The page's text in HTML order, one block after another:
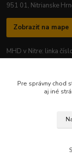
951 01, Nitrianske
Zobraziť na mape
MHD v Nitre: linka
Otváracie hodiny
Pre správny chod
aj iné